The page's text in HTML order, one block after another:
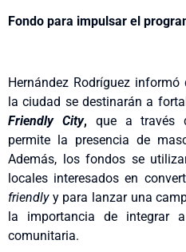
Fondo para impulsar el
Hernández Rodríguez
la ciudad se destinarán a
Friendly City, que a través
permite la presencia de
Además, los fondos se
locales interesados en
friendlyy para lanzar una
la importancia de integrar
comunitaria.